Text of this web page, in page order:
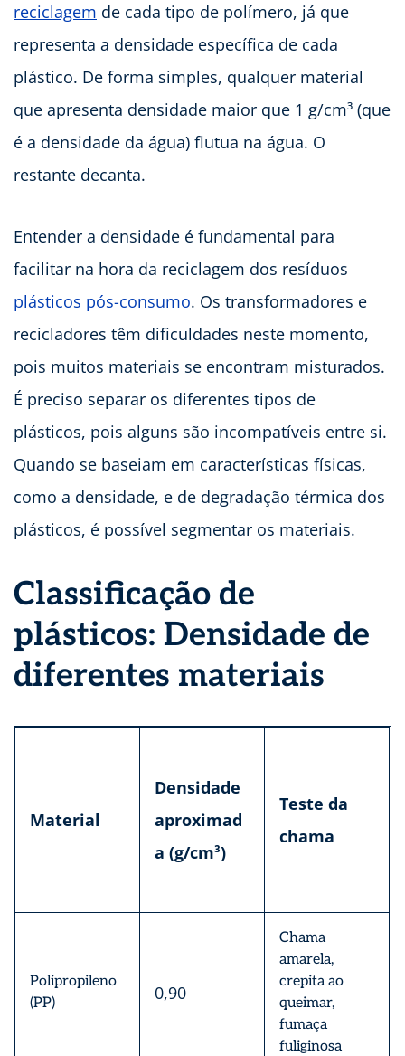
reciclagem de cada tipo de polímero, já que
representa a densidade específica de cada
plástico. De forma simples, qualquer material
que apresenta densidade maior que 1 g/cm³ (que
é a densidade da água) flutua na água. O
restante decanta.
Entender a densidade é fundamental para
facilitar na hora da reciclagem dos resíduos
plásticos pós-consumo. Os transformadores e
recicladores têm dificuldades neste momento,
pois muitos materiais se encontram misturados.
É preciso separar os diferentes tipos de
plásticos, pois alguns são incompatíveis entre si.
Quando se baseiam em características físicas,
como a densidade, e de degradação térmica dos
plásticos, é possível segmentar os materiais.
Classificação de
plásticos: Densidade de
diferentes materiais
Material
Densidade
aproximad
a (g/cm³)
Teste da
chama
Polipropileno
(PP)
0,90
Chama
amarela,
crepita ao
queimar,
fumaça
fuliginosa